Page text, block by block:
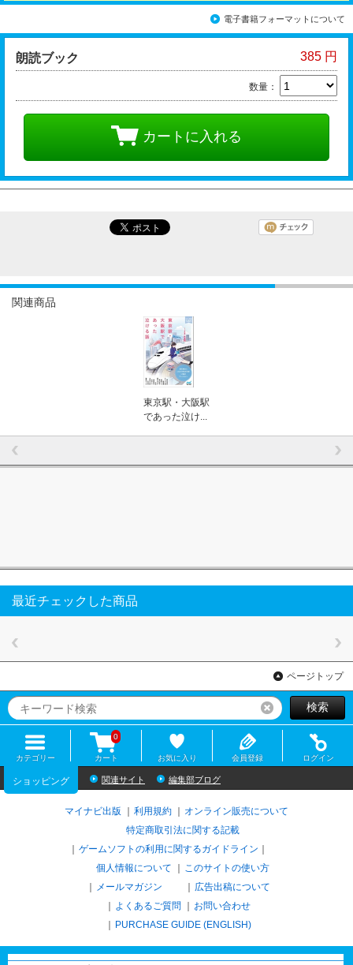
電子書籍フォーマットについて
朗読ブック 385 円
数量：
カートに入れる
関連商品
東京駅・大阪駅
であった泣け...
最近チェックした商品
ページトップ
リセット検索
カテゴリー カート
0
お気に入り 会員登録 ログイン
ショッピング 関連サイト 編集部ブログ
マイナビ出版 利用規約
オンライン販売について
特定商取引法に関する記載
ゲームソフトの利用に関するガイドライン
個人情報について
このサイトの使い方
メールマガジン
広告出稿について
よくあるご質問
お問い合わせ
PURCHASE GUIDE (ENGLISH)